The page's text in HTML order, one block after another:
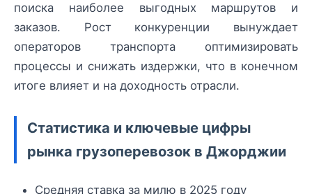
поиска наиболее выгодных маршрутов и
заказов. Рост конкуренции вынуждает
операторов транспорта оптимизировать
процессы и снижать издержки, что в конечном
итоге влияет и на доходность отрасли.
Статистика и ключевые цифры
рынка грузоперевозок в Джорджии
Средняя ставка за милю в 2025 году